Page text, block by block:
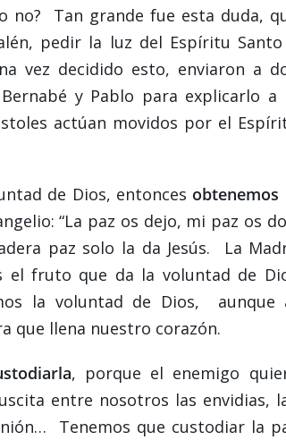
no? Tan grande fue esta duda,
pedir la luz del Espíritu
vez decidido esto, enviaron a
y Pablo para explicarlo a
actúan movidos por el
de Dios, entonces obtenemos
“La paz os dejo, mi paz os
paz solo la da Jesús. La
el fruto que da la voluntad de
la voluntad de Dios, aunque
que llena nuestro corazón.
, porque el enemigo
entre nosotros las envidias,
Tenemos que custodiar la